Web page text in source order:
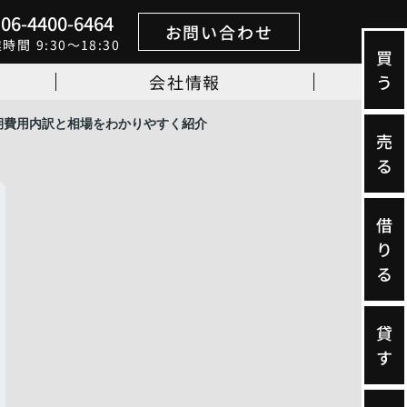
06-4400-6464
間 9:30～18:30
お問い合わせ
会社情報
用内訳と相場をわかりやすく紹介
買
う
売
る
借
り
る
貸
す